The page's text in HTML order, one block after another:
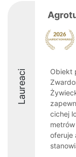
Laureaci
Obiekt
cichej
oferuje